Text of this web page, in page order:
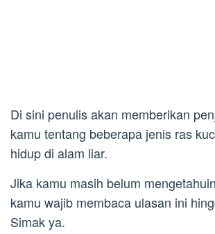
Di sini penulis akan memberikan
kamu tentang beberapa jenis ras
hidup di alam liar.
Jika kamu masih belum
kamu wajib membaca ulasan ini
Simak ya.